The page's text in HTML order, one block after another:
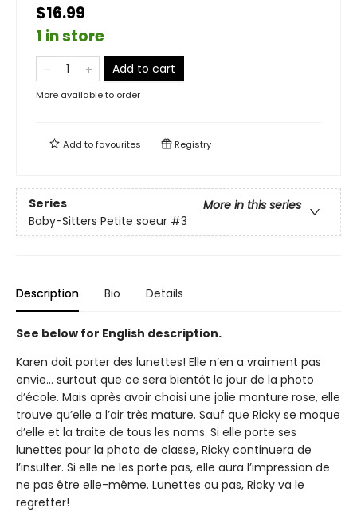
$16.99
1 in store
Add to cart
More available to order
Add tofavourites Registry
Series
More in this series
Baby-Sitters Petite soeur #3
Description Bio Details
See below for English description.
Karen doit porter des lunettes! Elle n’en a vraiment pas
envie… surtout que ce sera bientôt le jour de la photo
d’école. Mais après avoir choisi une jolie monture rose, elle
trouve qu’elle a l’air très mature. Sauf que Ricky se moque
d’elle et la traite de tous les noms. Si elle porte ses
lunettes pour la photo de classe, Ricky continuera de
l’insulter. Si elle ne les porte pas, elle aura l’impression de
ne pas être elle-même. Lunettes ou pas, Ricky va le
regretter!